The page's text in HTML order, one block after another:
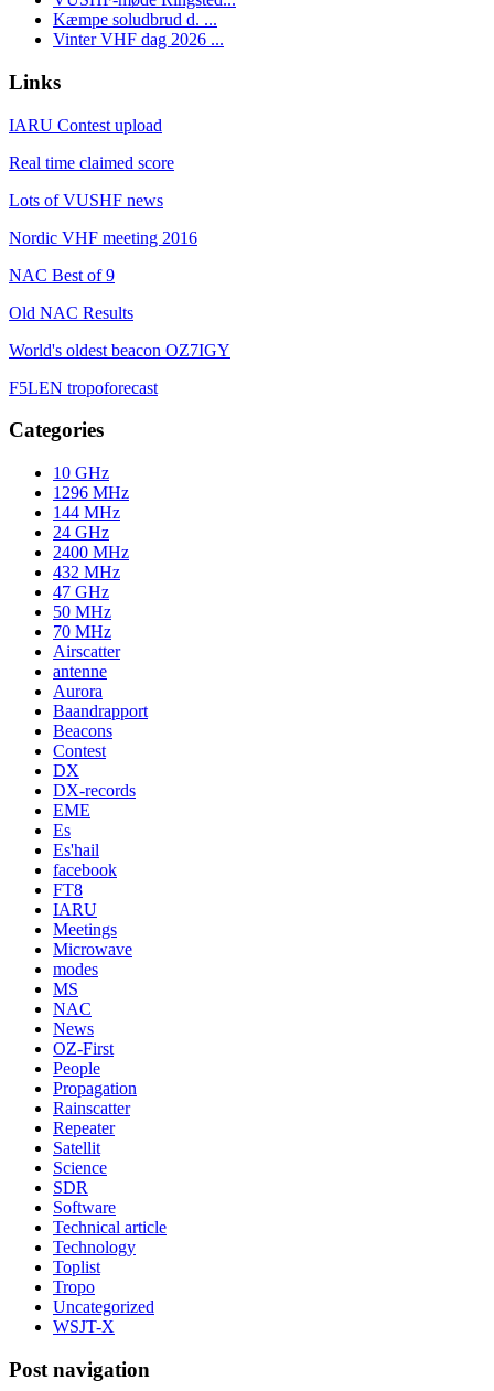
Kæmpe soludbrud d. ...
Vinter VHF dag 2026 ...
Links
IARU Contest upload
Real time claimed score
Lots of VUSHF news
Nordic VHF meeting 2016
NAC Best of 9
Old NAC Results
World's oldest beacon OZ7IGY
F5LEN tropoforecast
Categories
10 GHz
1296 MHz
144 MHz
24 GHz
2400 MHz
432 MHz
47 GHz
50 MHz
70 MHz
Airscatter
antenne
Aurora
Baandrapport
Beacons
Contest
DX
DX-records
EME
Es
Es'hail
facebook
FT8
IARU
Meetings
Microwave
modes
MS
NAC
News
OZ-First
People
Propagation
Rainscatter
Repeater
Satellit
Science
SDR
Software
Technical article
Technology
Toplist
Tropo
Uncategorized
WSJT-X
Post navigation